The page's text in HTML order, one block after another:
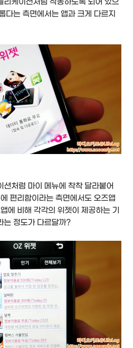
다는 측면에서는 앱과 크게 다르지
션처럼 마이 메뉴에 착착 달라붙어
편리함이라는 측면에서도 오즈앱
에 비해 각각의 위젯이 제공하는 기
는 정도가 다르달까?